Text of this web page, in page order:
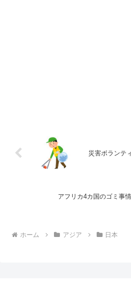
災害ボランテ
アフリカ4カ国のゴミ事情
ホーム アジア 日本